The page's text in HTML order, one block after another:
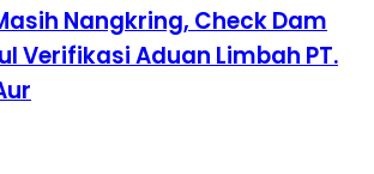
Nangkring, Check Dam
Verifikasi Aduan Limbah PT.